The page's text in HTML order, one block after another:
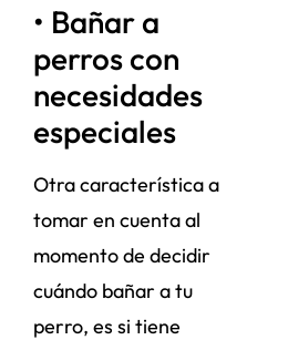
• Bañar a
perros con
necesidades
especiales
Otra característica a
tomar en cuenta al
momento de decidir
cuándo bañar a tu
perro, es si tiene